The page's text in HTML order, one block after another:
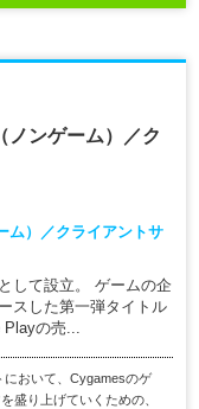
ンゲーム）／ク
ム）／クライアントサ
して設立。 ゲームの企
スした第一弾タイトル
Playの売...
おいて、Cygamesのゲ
盛り上げていくための、